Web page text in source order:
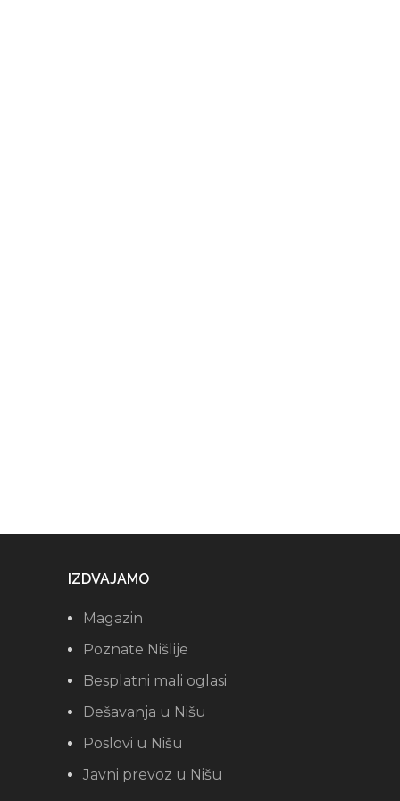
IZDVAJAMO
Magazin
Poznate Nišlije
Besplatni mali oglasi
Dešavanja u Nišu
Poslovi u Nišu
Javni prevoz u Nišu